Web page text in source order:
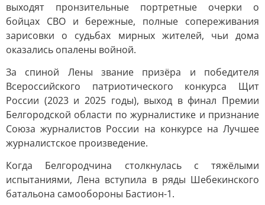
выходят пронзительные портретные очерки о
бойцах СВО и бережные, полные сопереживания
зарисовки о судьбах мирных жителей, чьи дома
оказались опалены войной.
За спиной Лены звание призёра и победителя
Всероссийского патриотического конкурса Щит
России (2023 и 2025 годы), выход в финал Премии
Белгородской области по журналистике и признание
Союза журналистов России на конкурсе на Лучшее
журналистское произведение.
Когда Белгородчина столкнулась с тяжёлыми
испытаниями, Лена вступила в ряды Шебекинского
батальона самообороны Бастион-1.